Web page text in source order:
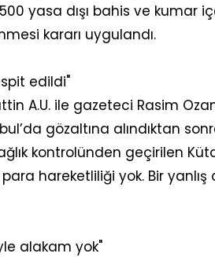
yasa dışı bahis ve kumar
kararı uygulandı.
edildi"
A.U. ile gazeteci Rasim
gözaltına alındıktan
kontrolünden geçirilen
hareketliliği yok. Bir yanlış
alakam yok"